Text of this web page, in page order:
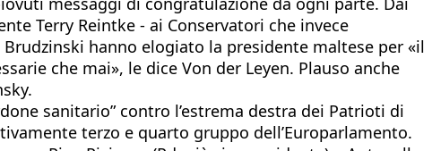
Terry Reintke - ai Conservatori che invece
hanno elogiato la presidente maltese per «il
che mai», le dice Von der Leyen. Plauso anche
sanitario” contro l’estrema destra dei Patrioti di
terzo e quarto gruppo dell’Europarlamento.